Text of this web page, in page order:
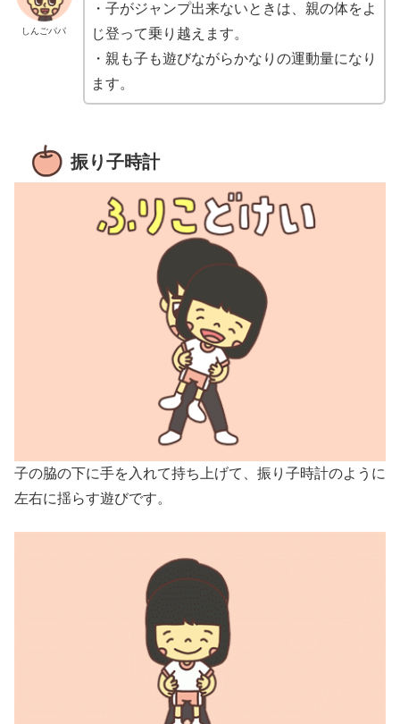
しんごパパ
・子がジャンプ出来ないときは、親の体をよ
じ登って乗り越えます。
・親も子も遊びながらかなりの運動量になり
ます。
振り子時計
子の脇の下に手を入れて持ち上げて、振り子時計のように
左右に揺らす遊びです。